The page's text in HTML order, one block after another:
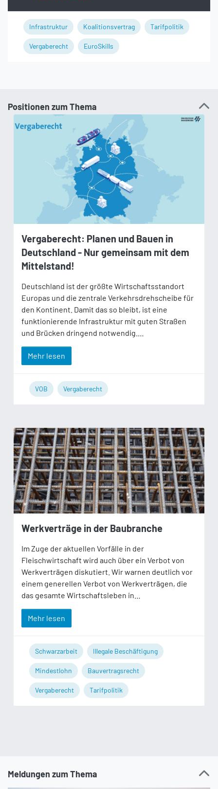
Infrastruktur Koalitionsvertrag Tarifpolitik
Vergaberecht EuroSkills
Positionen zum Thema
Vergaberecht: Planen und Bauen in
Deutschland - Nur gemeinsam mit dem
Mittelstand!
Deutschland ist der größte Wirtschaftsstandort
Europas und die zentrale Verkehrsdrehscheibe für
den Kontinent. Damit das so bleibt, ist eine
funktionierende Infrastruktur mit guten Straßen
und Brücken dringend notwendig.…
Mehr lesen
VOB Vergaberecht
Werkverträge in der Baubranche
Im Zuge der aktuellen Vorfälle in der
Fleischwirtschaft wird auch über ein Verbot von
Werkverträgen diskutiert. Wir warnen deutlich vor
einem generellen Verbot von Werkverträgen, die
das gesamte Wirtschaftsleben in…
Mehr lesen
Schwarzarbeit Illegale Beschäftigung
Mindestlohn Bauvertragsrecht
Vergaberecht Tarifpolitik
Meldungen zum Thema